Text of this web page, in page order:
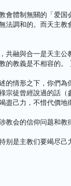
會體制無關的「爱
法調和的。而天主
共融與合一是天主
的教義是不相容的。
的情形之下，你們
宗徒曾經說過的話
盡己力，不惜代價地
教会的信仰问题和
别是主教们要竭尽